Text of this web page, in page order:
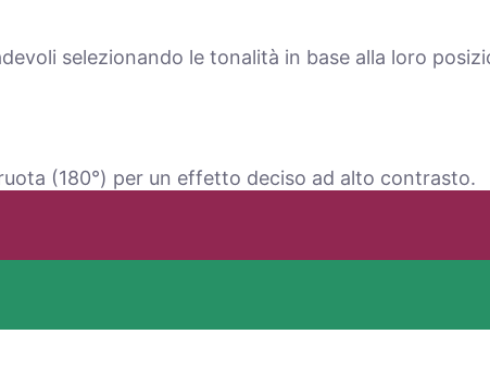
selezionando le tonalità in base alla loro
(180°) per un effetto deciso ad alto contrasto.